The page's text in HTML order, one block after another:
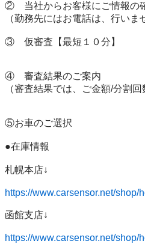
②　当社からお客様にご情報の
（勤務先にはお電話は、行いま
③　仮審査【最短１０分】
④　審査結果のご案内
（審査結果では、ご金額/分割回
⑤お車のご選択
●在庫情報
札幌本店↓
https://www.carsensor.net/shop/
函館支店↓
https://www.carsensor.net/